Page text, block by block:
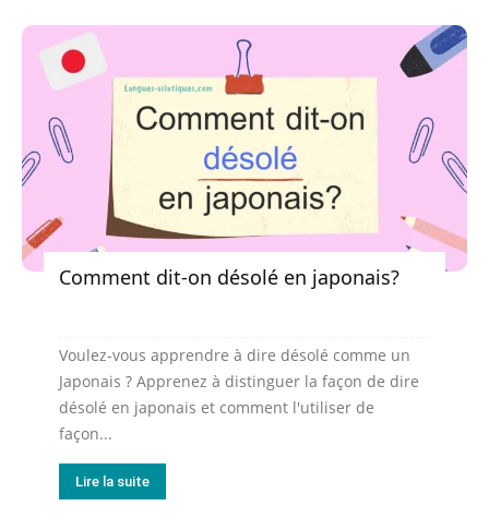
Comment dit-on désolé en japonais?
Voulez-vous apprendre à dire désolé comme un
Japonais ? Apprenez à distinguer la façon de dire
désolé en japonais et comment l'utiliser de
façon...
Lire la suite